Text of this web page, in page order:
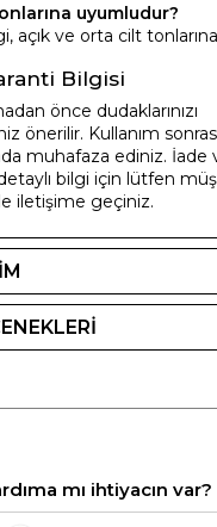
uyumludur?
açık ve orta cilt
Bilgisi
önce dudaklarınızı
önerilir. Kullanım
muhafaza ediniz. İade
bilgi için lütfen
iletişime geçiniz.
mı ihtiyacın var?